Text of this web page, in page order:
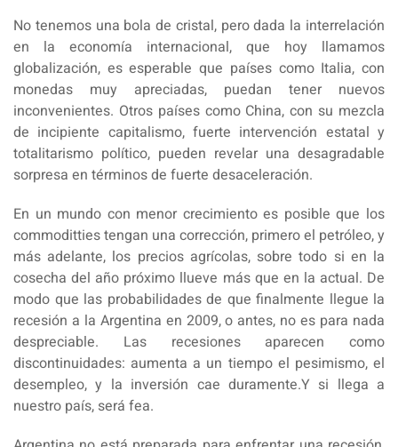
No tenemos una bola de cristal, pero dada la interrelación
en la economía internacional, que hoy llamamos
globalización, es esperable que países como Italia, con
monedas muy apreciadas, puedan tener nuevos
inconvenientes. Otros países como China, con su mezcla
de incipiente capitalismo, fuerte intervención estatal y
totalitarismo político, pueden revelar una desagradable
sorpresa en términos de fuerte desaceleración.
En un mundo con menor crecimiento es posible que los
commoditties tengan una corrección, primero el petróleo, y
más adelante, los precios agrícolas, sobre todo si en la
cosecha del año próximo llueve más que en la actual. De
modo que las probabilidades de que finalmente llegue la
recesión a la Argentina en 2009, o antes, no es para nada
despreciable. Las recesiones aparecen como
discontinuidades: aumenta a un tiempo el pesimismo, el
desempleo, y la inversión cae duramente.Y si llega a
nuestro país, será fea.